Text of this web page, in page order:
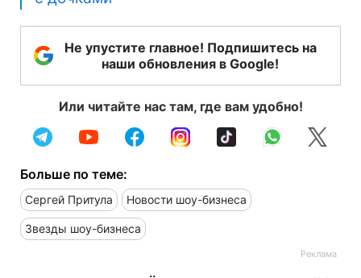
Не упустите главное! Подпишитесь на
наши обновления в Google!
Или читайте нас там, где вам удобно!
Больше по теме:
Сергей Притула Новости шоу-бизнеса
Звезды шоу-бизнеса